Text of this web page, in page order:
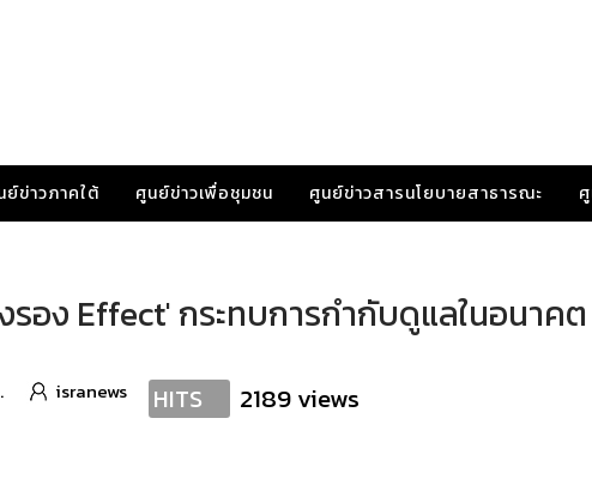
ย์ข่าวภาคใต้ ศูนย์ข่าวเพื่อชุมชน ศูนย์ข่าวสารนโยบายสาธารณะ
อง Effect' กระทบการกำกับดูแลในอนาค
isranews HITS 2189 views